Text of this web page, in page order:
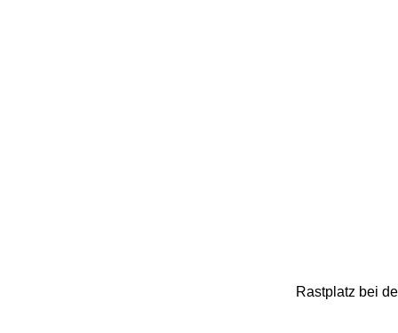
Rastplatz bei